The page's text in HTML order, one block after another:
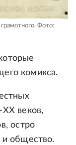
Фото:
комикса.
веков,
остро
и общество.